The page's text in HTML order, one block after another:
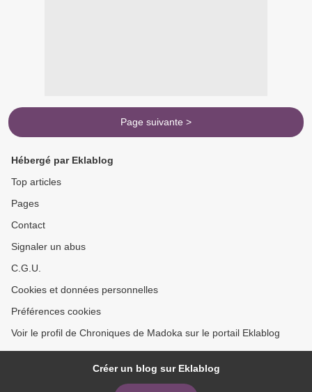
Page suivante >
Hébergé par Eklablog
Top articles
Pages
Contact
Signaler un abus
C.G.U.
Cookies et données personnelles
Préférences cookies
Voir le profil de Chroniques de Madoka sur le portail Eklablog
Créer un blog sur Eklablog